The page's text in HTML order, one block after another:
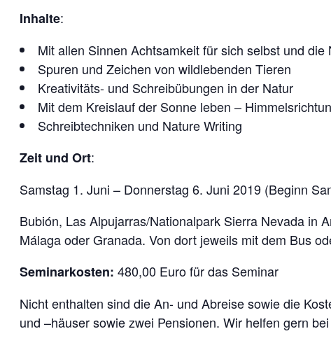
Inhalte:
Mit allen Sinnen Achtsamkeit für sich selbst und die
Spuren und Zeichen von wildlebenden Tieren
Kreativitäts- und Schreibübungen in der Natur
Mit dem Kreislauf der Sonne leben –
Schreibtechniken und Nature Writing
Zeit und Ort:
Samstag 1. Juni – Donnerstag 6. Juni 2019 (Beginn
Bubión, Las Alpujarras/Nationalpark Sierra Nevada in
Málaga oder Granada. Von dort jeweils mit dem Bus
Seminarkosten: 480,00 Euro für das Seminar
Nicht enthalten sind die An- und Abreise sowie die
und –häuser sowie zwei Pensionen. Wir helfen gern